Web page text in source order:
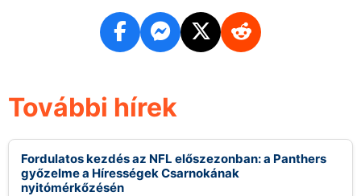
További hírek
Fordulatos kezdés az NFL előszezonban: a Panthers
győzelme a Hírességek Csarnokának
nyitómérkőzésén